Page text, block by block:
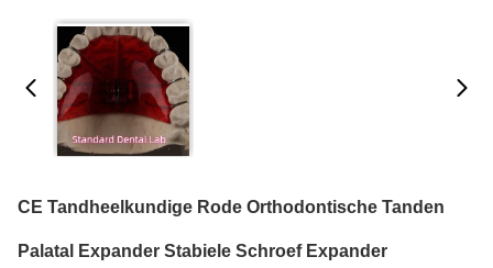
CE Tandheelkundige Rode Orthodontische Tanden
Palatal Expander Stabiele Schroef Expander